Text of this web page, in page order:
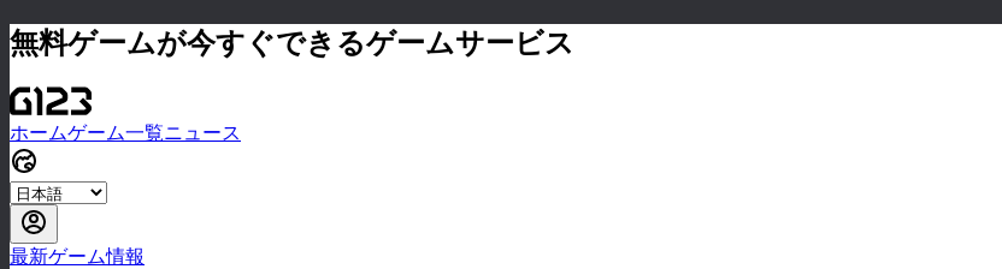
無料ゲームが今すぐできるゲームサービス
ホームゲーム一覧ニュース
最新ゲーム情報